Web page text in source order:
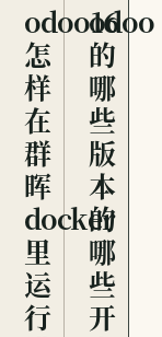
odoo16
怎
样
在
群
晖
docker
里
运
行
odoo
的
哪
些
版
本
的
哪
些
开